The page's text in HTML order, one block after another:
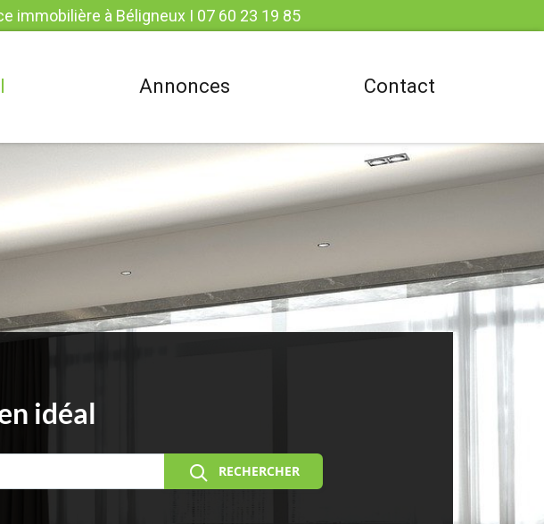
immobilière à Béligneux I 07 60 23 19 85
Annonces Contact
idéal
RECHERCHER